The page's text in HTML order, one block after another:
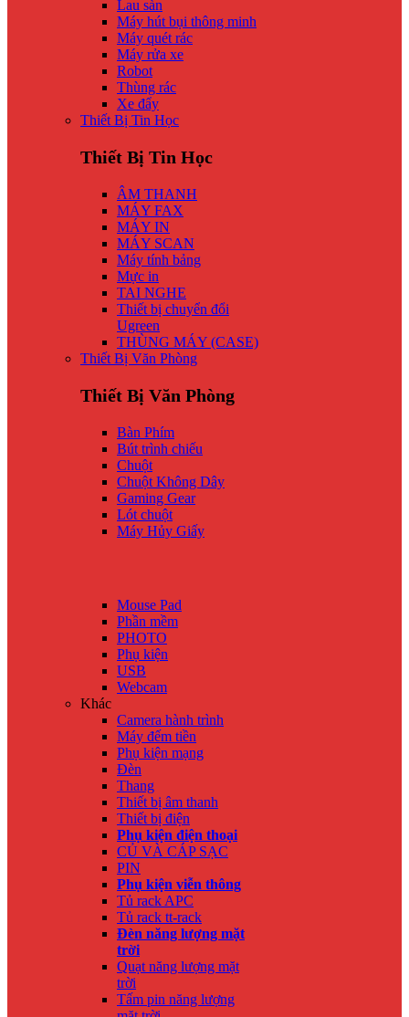
Lau sàn
Máy hút bụi thông minh
Máy quét rác
Máy rửa xe
Robot
Thùng rác
Xe đẩy
Thiết Bị Tin Học
Thiết Bị Tin Học
ÂM THANH
MÁY FAX
MÁY IN
MÁY SCAN
Máy tính bảng
Mực in
TAI NGHE
Thiết bị chuyển đổi
Ugreen
THÙNG MÁY (CASE)
Thiết Bị Văn Phòng
Thiết Bị Văn Phòng
Bàn Phím
Bút trình chiếu
Chuột
Chuột Không Dây
Gaming Gear
Lót chuột
Máy Hủy Giấy
Mouse Pad
Phần mềm
PHOTO
Phụ kiện
USB
Webcam
Khác
Camera hành trình
Máy đếm tiền
Phụ kiện mạng
Đèn
Thang
Thiết bị âm thanh
Thiết bị điện
Phụ kiện điện thoại
CỦ VÀ CÁP SẠC
PIN
Phụ kiện viễn thông
Tủ rack APC
Tủ rack tt-rack
Đèn năng lượng mặt
trời
Quạt năng lượng mặt
trời
Tấm pin năng lượng